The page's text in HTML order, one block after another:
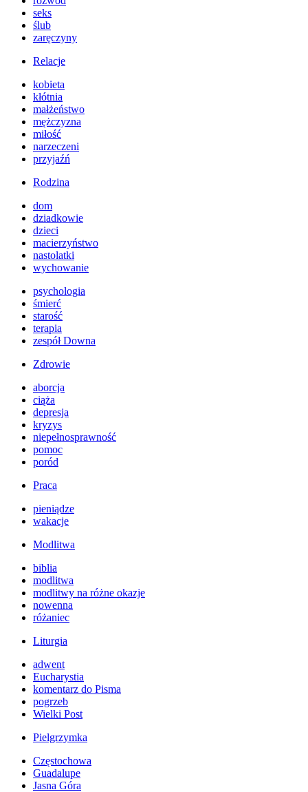
seks
ślub
zaręczyny
Relacje
kobieta
kłótnia
małżeństwo
mężczyzna
miłość
narzeczeni
przyjaźń
Rodzina
dom
dziadkowie
dzieci
macierzyństwo
nastolatki
wychowanie
psychologia
śmierć
starość
terapia
zespół Downa
Zdrowie
aborcja
ciąża
depresja
kryzys
niepełnosprawność
pomoc
poród
Praca
pieniądze
wakacje
Modlitwa
biblia
modlitwa
modlitwy na różne okazje
nowenna
różaniec
Liturgia
adwent
Eucharystia
komentarz do Pisma
pogrzeb
Wielki Post
Pielgrzymka
Częstochowa
Guadalupe
Jasna Góra